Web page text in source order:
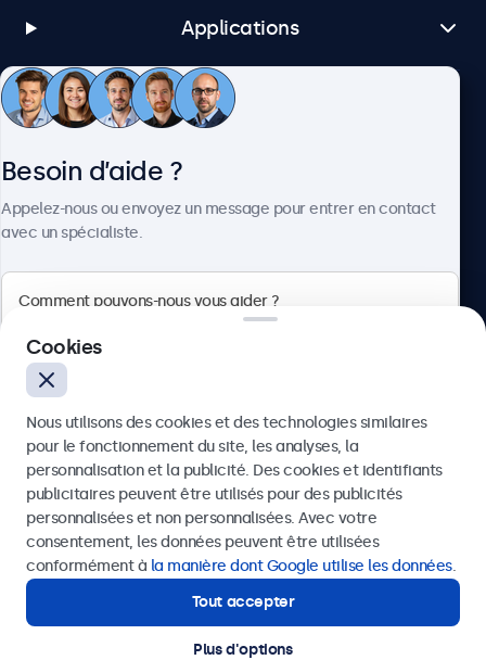
Applications
Service client
4.8/5 noté par 5000+ entreprises
Français
Besoin d’aide ?
Appelez-nous ou envoyez un message pour entrer en contact
avec un spécialiste.
Envoyer
Ou appelez-nous au01 79 97 48 02
Contactez nos spécialistes.
Cookies
Nous utilisons des cookies et des technologies similaires
pour le fonctionnement du site, les analyses, la
personnalisation et la publicité. Des cookies et identifiants
publicitaires peuvent être utilisés pour des publicités
personnalisées et non personnalisées. Avec votre
consentement, les données peuvent être utilisées
conformément à la manière dont Google utilise les données.
Tout accepter
Plus d'options